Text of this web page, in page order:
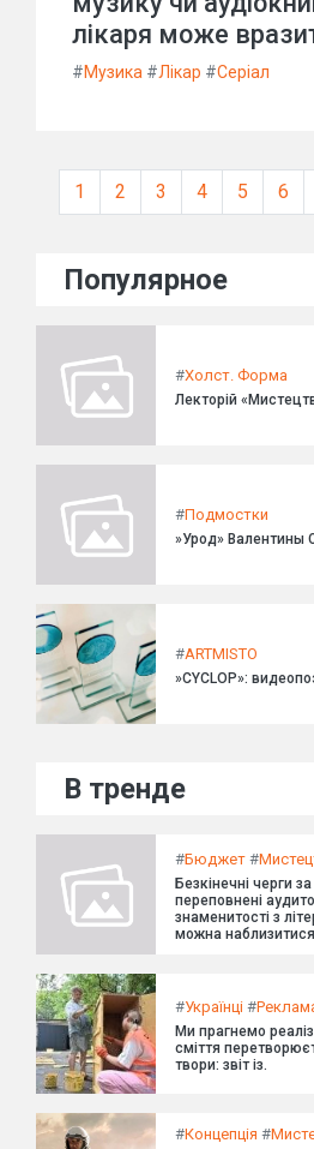
лікаря може
#Музика #Лікар #Серіал
1 2 3 4 5 6
Популярное
#Холст. Форма
Лекторій
#Подмостки
»Урод» Валентины
#ARTMISTO
»CYCLOP»:
В тренде
#Бюджет #
Безкінечні черги
переповнені
знаменитості з
можна
#Українці #
Ми прагнемо
сміття
твори: звіт із.
#Концепція #